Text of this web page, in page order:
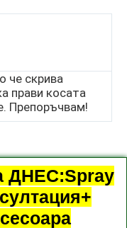
че скрива
прави косата
Препоръчвам!
ДНЕС:Spray